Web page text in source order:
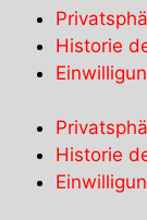
Historie
Historie